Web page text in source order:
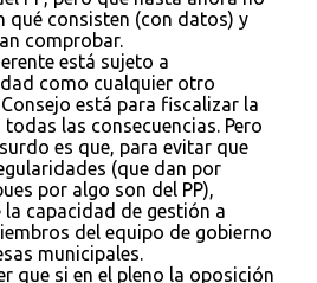
qué consisten (con datos) y
comprobar.
está sujeto a
como cualquier otro
está para fiscalizar la
las consecuencias. Pero
es que, para evitar que
(que dan por
por algo son del PP),
la capacidad de gestión a
del equipo de gobierno
municipales.
que si en el pleno la oposición